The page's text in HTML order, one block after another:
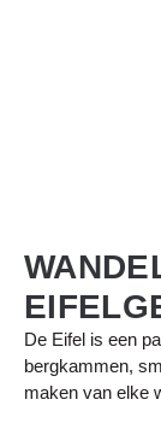
De Eifel is een
bergkammen,
maken van elke